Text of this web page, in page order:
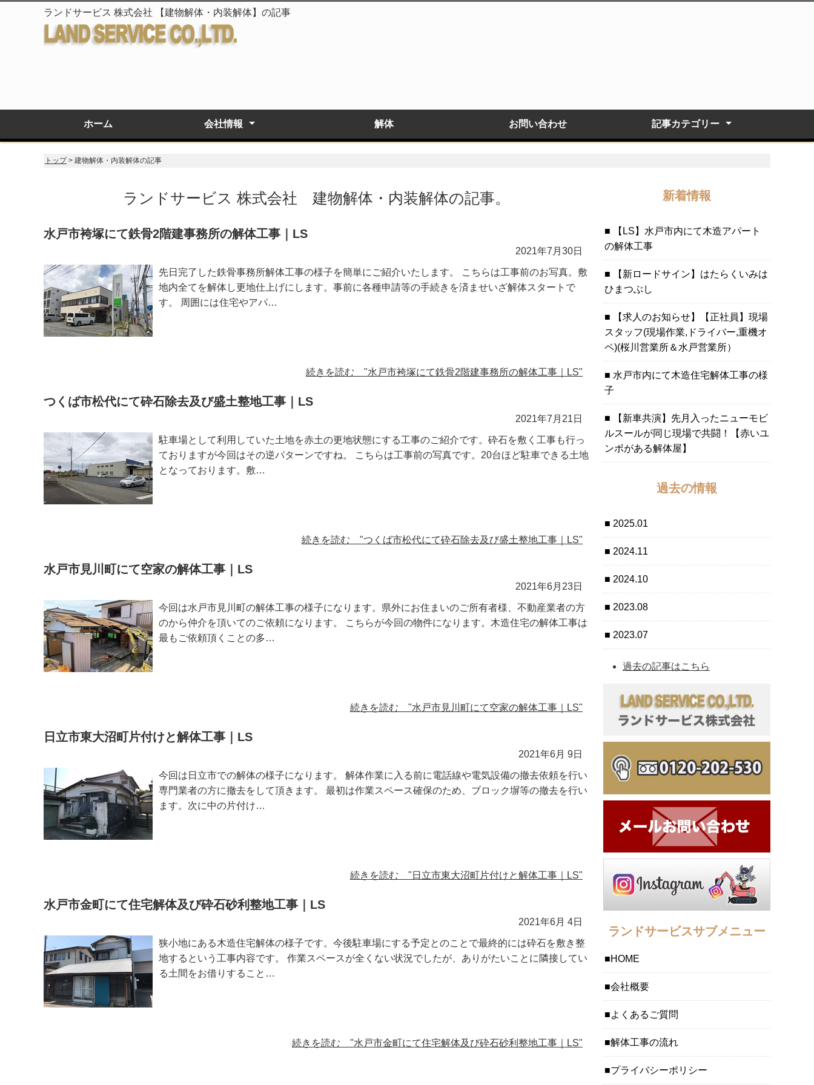
ランドサービス 株式会社 【建物解体・内装解体】の記事
ホーム 会社情報 解体 お問い合わせ 記事カテゴリー
トップ> 建物解体・内装解体の記事
ランドサービス 株式会社 建物解体・内装解体の記事。
水戸市袴塚にて鉄骨2階建事務所の解体工事｜LS
2021年7月30日
先日完了した鉄骨事務所解体工事の様子を簡単にご紹介いたします。 こちらは工事前のお写真。敷
地内全てを解体し更地仕上げにします。事前に各種申請等の手続きを済ませいざ解体スタートで
す。 周囲には住宅やアパ…
続きを読む "水戸市袴塚にて鉄骨2階建事務所の解体工事｜LS"
つくば市松代にて砕石除去及び盛土整地工事｜LS
2021年7月21日
駐車場として利用していた土地を赤土の更地状態にする工事のご紹介です。砕石を敷く工事も行っ
ておりますが今回はその逆パターンですね。 こちらは工事前の写真です。20台ほど駐車できる土地
となっております。敷…
続きを読む "つくば市松代にて砕石除去及び盛土整地工事｜LS"
水戸市見川町にて空家の解体工事｜LS
2021年6月23日
今回は水戸市見川町の解体工事の様子になります。県外にお住まいのご所有者様、不動産業者の方
のから仲介を頂いてのご依頼になります。 こちらが今回の物件になります。木造住宅の解体工事は
最もご依頼頂くことの多…
続きを読む "水戸市見川町にて空家の解体工事｜LS"
日立市東大沼町片付けと解体工事｜LS
2021年6月 9日
今回は日立市での解体の様子になります。 解体作業に入る前に電話線や電気設備の撤去依頼を行い
専門業者の方に撤去をして頂きます。 最初は作業スペース確保のため、ブロック塀等の撤去を行い
ます。次に中の片付け…
続きを読む "日立市東大沼町片付けと解体工事｜LS"
水戸市金町にて住宅解体及び砕石砂利整地工事｜LS
2021年6月 4日
狭小地にある木造住宅解体の様子です。今後駐車場にする予定とのことで最終的には砕石を敷き整
地するという工事内容です。 作業スペースが全くない状況でしたが、ありがたいことに隣接してい
る土間をお借りすること…
続きを読む "水戸市金町にて住宅解体及び砕石砂利整地工事｜LS"
新着情報
【LS】水戸市内にて木造アパート
の解体工事
【新ロードサイン】はたらくいみは
ひまつぶし
【求人のお知らせ】【正社員】現場
スタッフ(現場作業,ドライバー,重機オ
ペ)(桜川営業所＆水戸営業所）
水戸市内にて木造住宅解体工事の様
子
【新車共演】先月入ったニューモビ
ルスールが同じ現場で共闘！【赤いユ
ンボがある解体屋】
過去の情報
2025.01
2024.11
2024.10
2023.08
2023.07
過去の記事はこちら
ランドサービスサブメニュー
HOME
会社概要
よくあるご質問
解体工事の流れ
プライバシーポリシー